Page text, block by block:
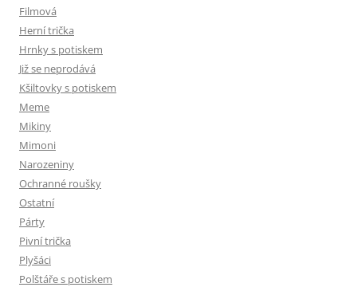
Filmová
Herní trička
Hrnky s potiskem
Již se neprodává
Kšiltovky s potiskem
Meme
Mikiny
Mimoni
Narozeniny
Ochranné roušky
Ostatní
Párty
Pivní trička
Plyšáci
Polštáře s potiskem